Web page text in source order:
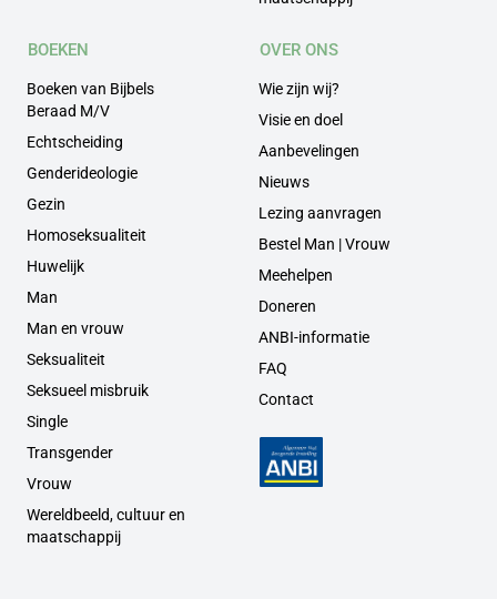
BOEKEN
Boeken van Bijbels
Beraad M/V
Echtscheiding
Genderideologie
Gezin
Homoseksualiteit
Huwelijk
Man
Man en vrouw
Seksualiteit
Seksueel misbruik
Single
Transgender
Vrouw
Wereldbeeld, cultuur en
maatschappij
OVER ONS
Wie zijn wij?
Visie en doel
Aanbevelingen
Nieuws
Lezing aanvragen
Bestel Man | Vrouw
Meehelpen
Doneren
ANBI-informatie
FAQ
Contact